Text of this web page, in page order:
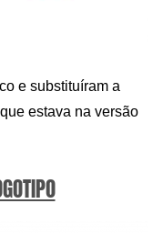
e substituíram a
estava na versão